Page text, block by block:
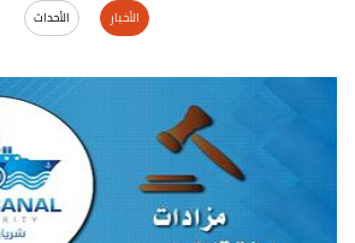
الأخبار الأحداث